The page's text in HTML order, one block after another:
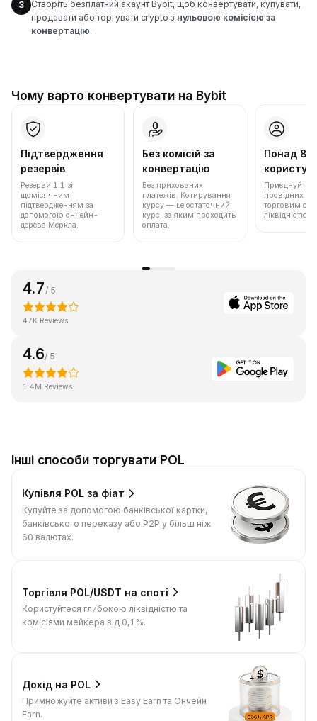
3
Створіть безплатний акаунт Bybit, щоб конвертувати, купувати,
продавати або торгувати crypto з нульовою комісією за
конвертацію.
Чому варто конвертувати на Bybit
Підтвердження
резервів
Резерви 1:1 зі
щомісячним
підтвердженням за
допомогою ончейн-
дерева Меркла.
Без комісій за
конвертацію
Без прихованих
платежів. Котирування
курсу — це остаточний
курс, за яким проходить
оплата.
Понад 86
Приєднуйтеся
провідних
торговим
ліквідністю.
4.7/ 5
47K Reviews
4.6/ 5
1.4M Reviews
Інші способи торгувати POL
Купівля POL за фіат
Купуйте за допомогою банківської картки,
банківського переказу або P2P у більш ніж
60 валютах.
Торгівля POL/USDT на споті
Користуйтеся глибокою ліквідністю та
комісіями мейкера від 0,1%.
Дохід на POL
Примножуйте активи з Easy Earn та Ончейн
Earn.